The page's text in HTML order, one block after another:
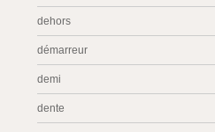
dehors
démarreur
demi
dente